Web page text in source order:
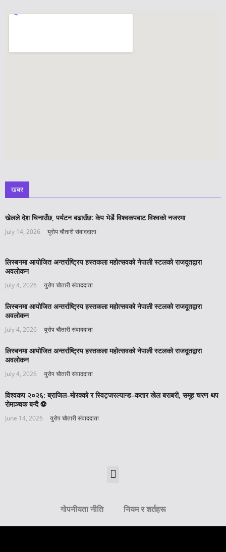
खबर
खेलले देश चिनाउँछ, पर्यटन बढाउँछ: केप भेर्डे विश्वकपबाट विश्वको नजरमा
July 14, 2026 युरोप चौतारी संवाददाता
लिस्बनमा आयोजित अन्तर्राष्ट्रिय हस्तकला महोत्सवको नेपाली स्टलको राजदूतद्वारा
अवलोकन
July 4, 2026 युरोप चौतारी संवाददाता
लिस्बनमा आयोजित अन्तर्राष्ट्रिय हस्तकला महोत्सवको नेपाली स्टलको राजदूतद्वारा
अवलोकन
July 4, 2026 युरोप चौतारी संवाददाता
लिस्बनमा आयोजित अन्तर्राष्ट्रिय हस्तकला महोत्सवको नेपाली स्टलको राजदूतद्वारा
अवलोकन
July 4, 2026 युरोप चौतारी संवाददाता
विश्वकप २०२६: ब्राजिल–मोरक्को र स्विट्जरल्यान्ड–कतार खेल बराबरी, समूह चरण थप
रोमाञ्चक बन्दै ⚽️
June 14, 2026 युरोप चौतारी संवाददाता
गोपनीयता नीति नियम र शर्तहरू